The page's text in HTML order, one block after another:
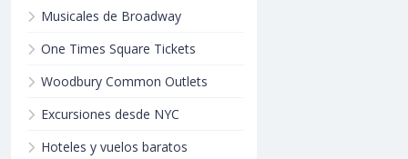
Musicales de Broadway
One Times Square Tickets
Woodbury Common Outlets
Excursiones desde NYC
Hoteles y vuelos baratos